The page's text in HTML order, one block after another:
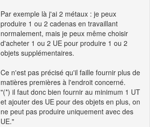
Par exemple là j'ai 2 métaux : je peux
produire 1 ou 2 cadenas en travaillant
normalement, mais je peux même choisir
d'acheter 1 ou 2 UE pour produire 1 ou 2
objets supplémentaires.
Ce n'est pas précisé qu'il faille fournir plus de
matières premières à l'endroit concerné.
"(*) il faut donc bien fournir au minimum 1 UT
et ajouter des UE pour des objets en plus, on
ne peut pas produire uniquement avec des
UE."